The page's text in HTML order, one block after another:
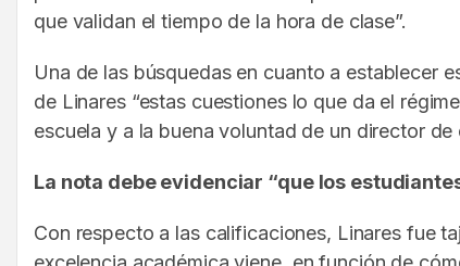
que validan el tiempo de la hora de clase”.
Una de las búsquedas en cuanto a establecer
de Linares “estas cuestiones lo que da el
escuela y a la buena voluntad de un director
La nota debe evidenciar “que los
Con respecto a las calificaciones, Linares fue